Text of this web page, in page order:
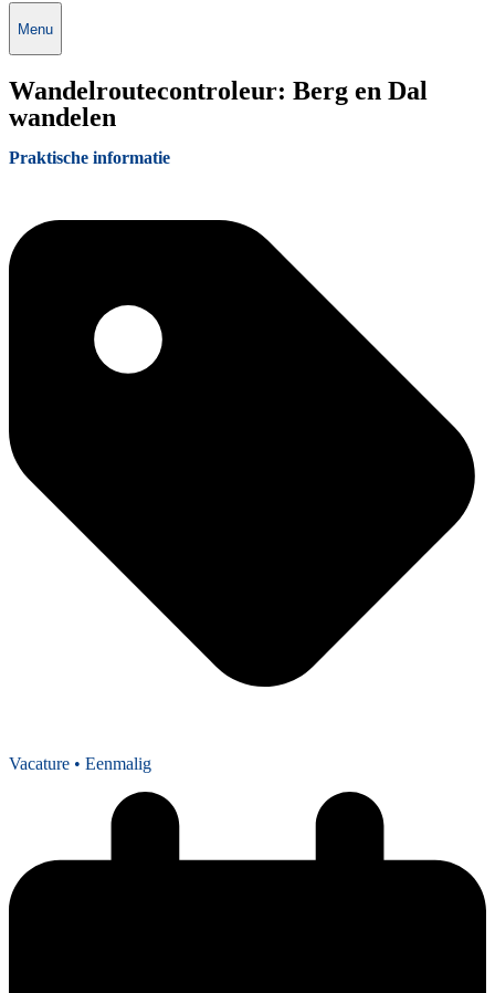
Menu
Wandelroutecontroleur: Berg en Dal
wandelen
Praktische informatie
Vacature • Eenmalig